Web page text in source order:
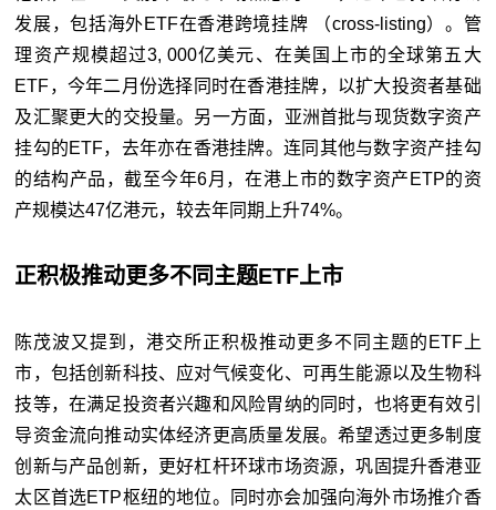
发展，包括海外ETF在香港跨境挂牌 （cross-listing）。管
理资产规模超过3, 000亿美元、在美国上市的全球第五大
ETF，今年二月份选择同时在香港挂牌，以扩大投资者基础
及汇聚更大的交投量。另一方面，亚洲首批与现货数字资产
挂勾的ETF，去年亦在香港挂牌。连同其他与数字资产挂勾
的结构产品，截至今年6月，在港上市的数字资产ETP的资
产规模达47亿港元，较去年同期上升74%。
正积极推动更多不同主题ETF上市
陈茂波又提到，港交所正积极推动更多不同主题的ETF上
市，包括创新科技、应对气候变化、可再生能源以及生物科
技等，在满足投资者兴趣和风险胃纳的同时，也将更有效引
导资金流向推动实体经济更高质量发展。希望透过更多制度
创新与产品创新，更好杠杆环球市场资源，巩固提升香港亚
太区首选ETP枢纽的地位。同时亦会加强向海外市场推介香